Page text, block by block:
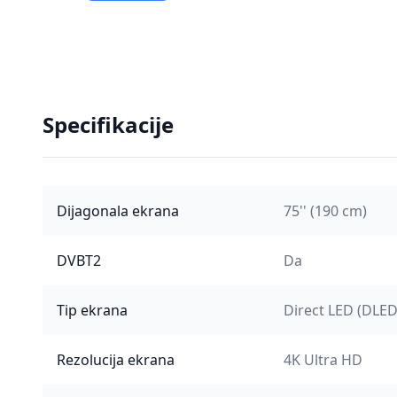
Specifikacije
Dijagonala ekrana 75'' (190 cm)
DVBT2 Da
Tip ekrana Direct LED
Rezolucija ekrana 4K Ultra HD